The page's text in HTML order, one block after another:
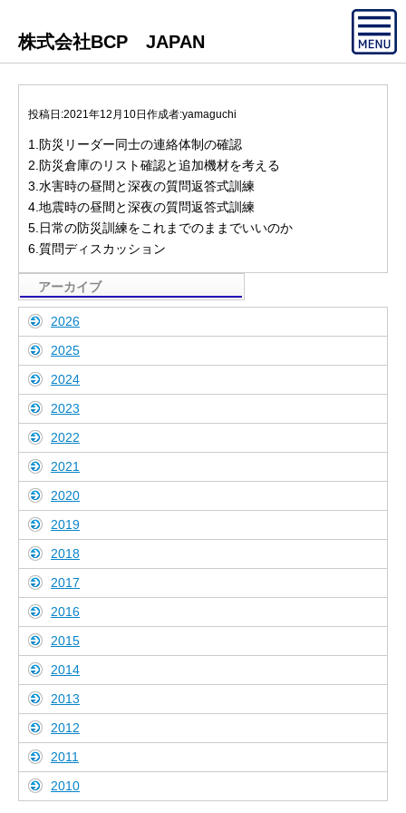
株式会社BCP JAPAN
投稿日:2021年12月10日 作成者:yamaguchi
1.防災リーダー同士の連絡体制の確認
2.防災倉庫のリスト確認と追加機材を考える
3.水害時の昼間と深夜の質問返答式訓練
4.地震時の昼間と深夜の質問返答式訓練
5.日常の防災訓練をこれまでのままでいいのか
6.質問ディスカッション
アーカイブ
2026
2025
2024
2023
2022
2021
2020
2019
2018
2017
2016
2015
2014
2013
2012
2011
2010